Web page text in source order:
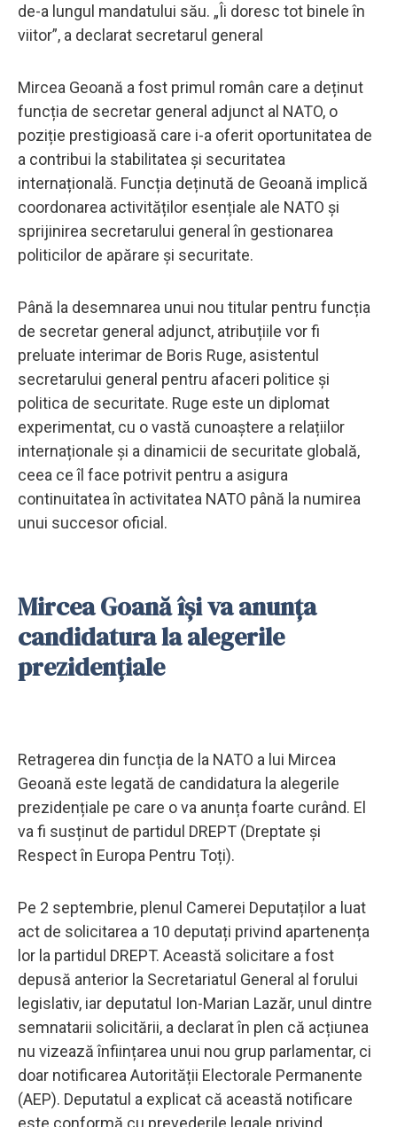
de-a lungul mandatului său. „Îi doresc tot binele în
viitor”, a declarat secretarul general
Mircea Geoană a fost primul român care a deținut
funcția de secretar general adjunct al NATO, o
poziție prestigioasă care i-a oferit oportunitatea de
a contribui la stabilitatea și securitatea
internațională. Funcția deținută de Geoană implică
coordonarea activităților esențiale ale NATO și
sprijinirea secretarului general în gestionarea
politicilor de apărare și securitate.
Până la desemnarea unui nou titular pentru funcția
de secretar general adjunct, atribuțiile vor fi
preluate interimar de Boris Ruge, asistentul
secretarului general pentru afaceri politice și
politica de securitate. Ruge este un diplomat
experimentat, cu o vastă cunoaștere a relațiilor
internaționale și a dinamicii de securitate globală,
ceea ce îl face potrivit pentru a asigura
continuitatea în activitatea NATO până la numirea
unui succesor oficial.
Mircea Goană își va anunța
candidatura la alegerile
prezidențiale
Retragerea din funcția de la NATO a lui Mircea
Geoană este legată de candidatura la alegerile
prezidențiale pe care o va anunța foarte curând. El
va fi susținut de partidul DREPT (Dreptate și
Respect în Europa Pentru Toți).
Pe 2 septembrie, plenul Camerei Deputaților a luat
act de solicitarea a 10 deputați privind apartenența
lor la partidul DREPT. Această solicitare a fost
depusă anterior la Secretariatul General al forului
legislativ, iar deputatul Ion-Marian Lazăr, unul dintre
semnatarii solicitării, a declarat în plen că acțiunea
nu vizează înființarea unui nou grup parlamentar, ci
doar notificarea Autorității Electorale Permanente
(AEP). Deputatul a explicat că această notificare
este conformă cu prevederile legale privind